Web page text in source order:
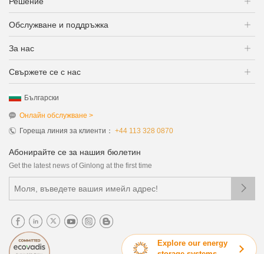
Explore our energy
Обслужване и поддръжка
За нас
Свържете се с нас
Български
Онлайн обслужване >
Гореща линия за клиенти： +44 113 328 0870
Абонирайте се за нашия бюлетин
Get the latest news of Ginlong at the first time
